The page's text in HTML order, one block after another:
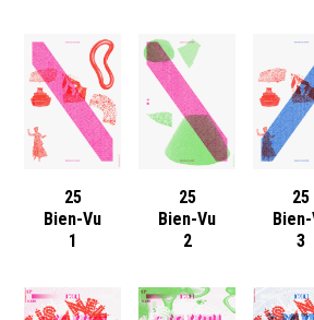
25
Bien-Vu
1
25
Bien-Vu
2
25
3